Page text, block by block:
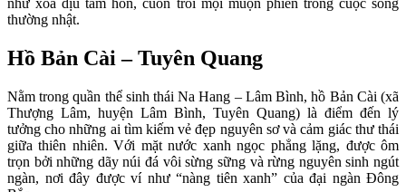
như xoa dịu tâm hồn, cuốn trôi mọi muộn phiền trong cuộc sống
thường nhật.
Hồ Bản Cài – Tuyên Quang
Nằm trong quần thể sinh thái Na Hang – Lâm Bình, hồ Bản Cài (xã
Thượng Lâm, huyện Lâm Bình, Tuyên Quang) là điểm đến lý
tưởng cho những ai tìm kiếm vẻ đẹp nguyên sơ và cảm giác thư thái
giữa thiên nhiên. Với mặt nước xanh ngọc phẳng lặng, được ôm
trọn bởi những dãy núi đá vôi sừng sững và rừng nguyên sinh ngút
ngàn, nơi đây được ví như “nàng tiên xanh” của đại ngàn Đông